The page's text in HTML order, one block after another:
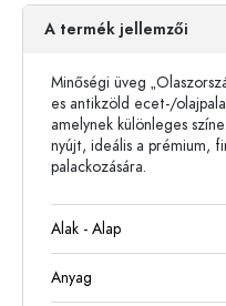
A termék jellemzői
Minőségi üveg
es antikzöld ecet-/
amelynek különleges
nyújt, ideális a prémium,
palackozására.
Alak - Alap
Anyag